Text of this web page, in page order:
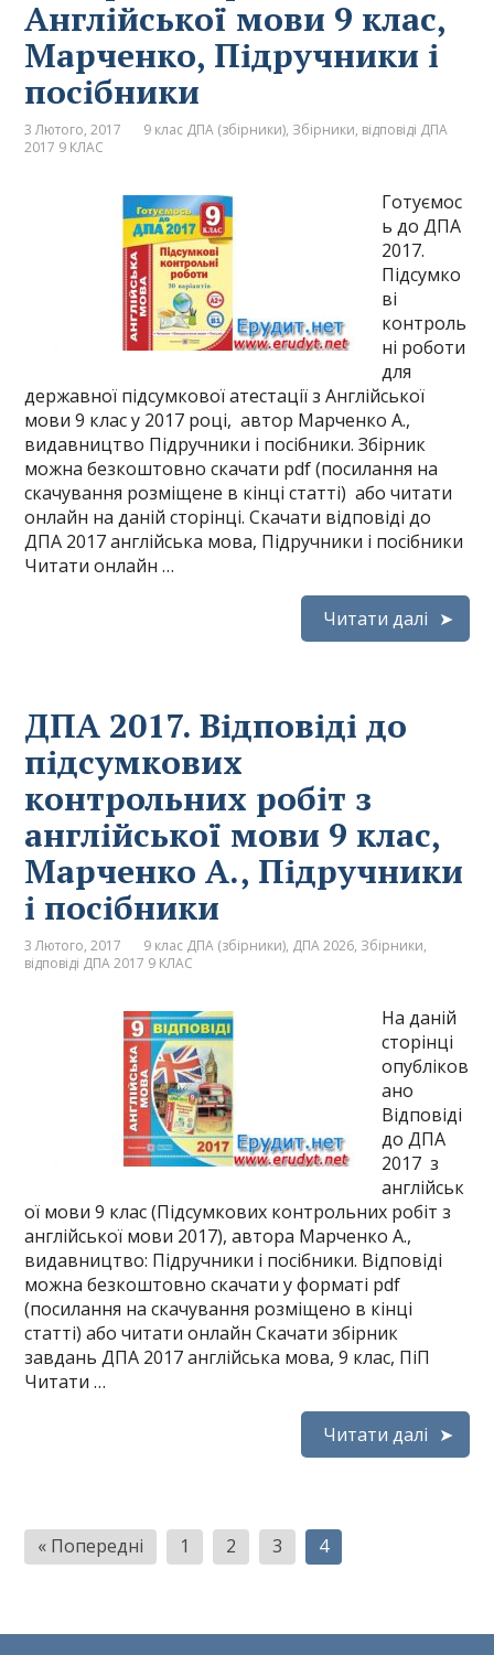
Англійської мови 9 клас,
Марченко, Підручники і
посібники
3 Лютого, 2017 9 клас ДПА (збірники), Збірники, відповіді ДПА
2017 9 КЛАС
Готуємос
ь до ДПА
2017.
Підсумко
ві
контроль
ні роботи
для
державної підсумкової атестації з Англійської
мови 9 клас у 2017 році, автор Марченко А.,
видавництво Підручники і посібники. Збірник
можна безкоштовно скачати pdf (посилання на
скачування розміщене в кінці статті) або читати
онлайн на даній сторінці. Скачати відповіді до
ДПА 2017 англійська мова, Підручники і посібники
Читати онлайн …
Читати далі
ДПА 2017. Відповіді до
підсумкових
контрольних робіт з
англійської мови 9 клас,
Марченко А., Підручники
і посібники
3 Лютого, 2017 9 клас ДПА (збірники), ДПА 2026, Збірники,
відповіді ДПА 2017 9 КЛАС
На даній
сторінці
опубліков
ано
Відповіді
до ДПА
2017 з
англійськ
ої мови 9 клас (Підсумкових контрольних робіт з
англійської мови 2017), автора Марченко А.,
видавництво: Підручники і посібники. Відповіді
можна безкоштовно скачати у форматі pdf
(посилання на скачування розміщено в кінці
статті) або читати онлайн Скачати збірник
завдань ДПА 2017 англійська мова, 9 клас, ПіП
Читати …
Читати далі
Пагінація
записів
« Попередні 1 2 3 4